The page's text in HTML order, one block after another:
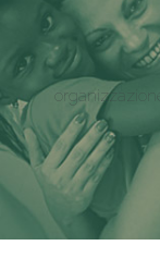
organizzazione